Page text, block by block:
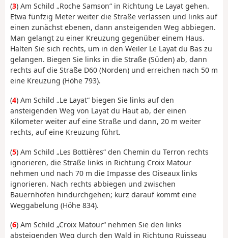
(3) Am Schild „Roche Samson“ in Richtung Le Layat gehen.
Etwa fünfzig Meter weiter die Straße verlassen und links auf
einen zunächst ebenen, dann ansteigenden Weg abbiegen.
Man gelangt zu einer Kreuzung gegenüber einem Haus.
Halten Sie sich rechts, um in den Weiler Le Layat du Bas zu
gelangen. Biegen Sie links in die Straße (Süden) ab, dann
rechts auf die Straße D60 (Norden) und erreichen nach 50 m
eine Kreuzung (Höhe 793).
(4) Am Schild „Le Layat“ biegen Sie links auf den
ansteigenden Weg von Layat du Haut ab, der einen
Kilometer weiter auf eine Straße und dann, 20 m weiter
rechts, auf eine Kreuzung führt.
(5) Am Schild „Les Bottières“ den Chemin du Terron rechts
ignorieren, die Straße links in Richtung Croix Matour
nehmen und nach 70 m die Impasse des Oiseaux links
ignorieren. Nach rechts abbiegen und zwischen
Bauernhöfen hindurchgehen; kurz darauf kommt eine
Weggabelung (Höhe 834).
(6) Am Schild „Croix Matour“ nehmen Sie den links
absteigenden Weg durch den Wald in Richtung Ruisseau